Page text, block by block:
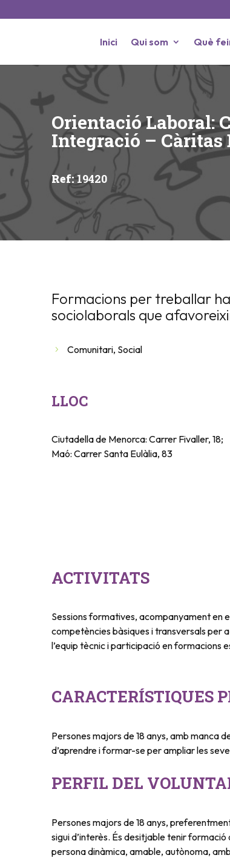
Inici Qui som Què
Orientació Laboral:
Integració – Càritas
Ref:19420
Formacions per treballar
sociolaborals que
Comunitari, Social
LLOC
Ciutadella de Menorca: Carrer Fivaller, 18;
Maó: Carrer Santa Eulàlia, 83
ACTIVITATS
Sessions formatives, acompanyament en
competències bàsiques i transversals per
l’equip tècnic i participació en formacions
CARACTERÍSTIQUES
Persones majors de 18 anys, amb manca
d’aprendre i formar-se per ampliar les
PERFIL DEL
Persones majors de 18 anys,
sigui d’interès. És desitjable tenir
persona dinàmica, amable, autònoma,